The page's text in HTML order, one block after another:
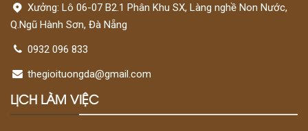
Xưởng: Lô 06-07 B2.1 Phân Khu SX, Làng nghề Non Nước,
Q.Ngũ Hành Sơn, Đà Nẵng
0932 096 833
thegioituongda@gmail.com
LỊCH LÀM VIỆC